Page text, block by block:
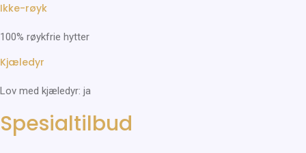
Ikke-røyk
100% røykfrie hytter
Kjæledyr
Lov med kjæledyr: ja
Spesialtilbud